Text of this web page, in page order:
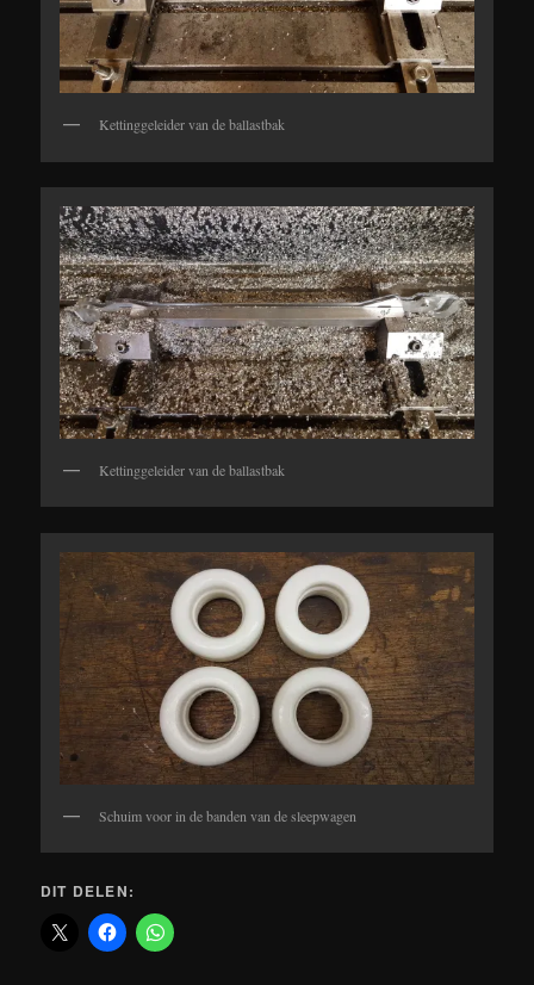
Kettinggeleider van de ballastbak
Kettinggeleider van de ballastbak
Schuim voor in de banden van de sleepwagen
DIT DELEN: